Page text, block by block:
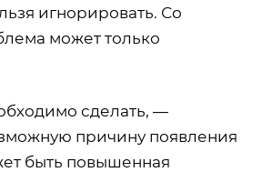
игнорировать. Со
может только
сделать, —
причину появления
быть повышенная